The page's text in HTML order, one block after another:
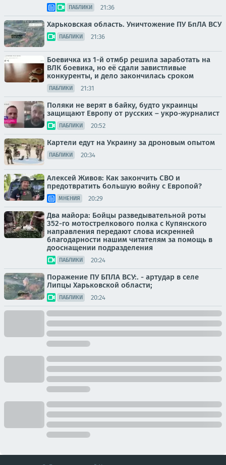
ПАБЛИКИ 21:36
Харьковская область. Уничтожение ПУ БпЛА ВСУ
ПАБЛИКИ 21:36
Боевичка из 1-й отмбр решила заработать на
ВЛК боевика, но её сдали завистливые
конкуренты, и дело закончилась сроком
ПАБЛИКИ 21:31
Поляки не верят в байку, будто украинцы
защищают Европу от русских – укро-журналист
ПАБЛИКИ 20:52
Картели едут на Украину за дроновым опытом
ПАБЛИКИ 20:34
Алексей Живов: Как закончить СВО и
предотвратить большую войну с Европой?
МНЕНИЯ 20:29
Два майора: Бойцы разведывательной роты
352-го мотострелкового полка с Купянского
направления передают слова искренней
благодарности нашим читателям за помощь в
дооснащении подразделения
ПАБЛИКИ 20:24
Поражение ПУ БПЛА ВСУ:. - артудар в селе
Липцы Харьковской области;
ПАБЛИКИ 20:24